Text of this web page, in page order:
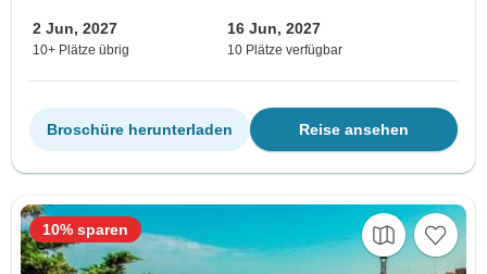
2 Jun, 2027
10+ Plätze übrig
16 Jun, 2027
10 Plätze verfügbar
Reise ansehen
Broschüre herunterladen
10% sparen